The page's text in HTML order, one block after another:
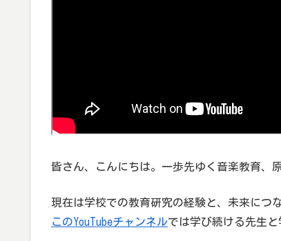
皆さん、こんにちは。一歩先ゆく音楽教育、
現在は学校での教育研究の経験と、未来につ
このYouTubeチャンネルでは学び続ける先生